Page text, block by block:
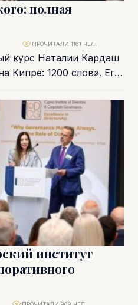
полная
курс Наталии Кардаш
Кипре: 1200 слов». Его
10 новых...
ПРОЧИТАЛИ 1161 ЧЕЛ.
институт